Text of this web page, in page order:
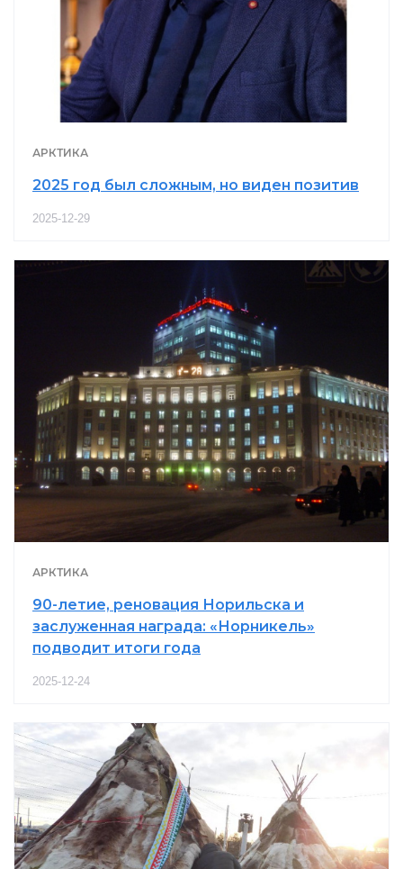
АРКТИКА
2025 год был сложным, но виден позитив
2025-12-29
АРКТИКА
90-летие, реновация Норильска и
заслуженная награда: «Норникель»
подводит итоги года
2025-12-24